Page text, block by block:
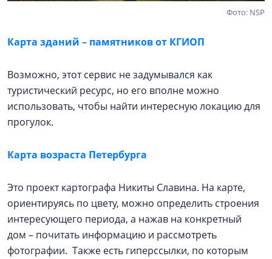
Фото: NSP
Карта зданий – памятников от КГИОП
Возможно, этот сервис не задумывался как
туристический ресурс, но его вполне можно
использовать, чтобы найти интересную локацию для
прогулок.
Карта возраста Петербурга
Это проект картографа Никиты Славина. На карте,
ориентируясь по цвету, можно определить строения
интересующего периода, а нажав на конкретный
дом – почитать информацию и рассмотреть
фотографии. Также есть гиперссылки, по которым